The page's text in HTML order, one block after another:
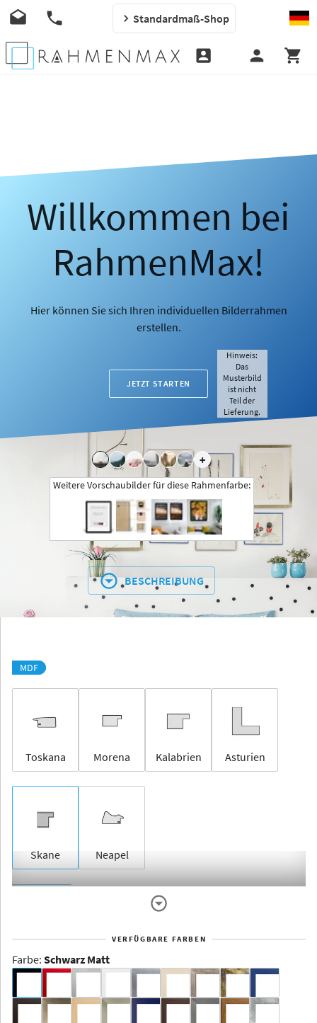
Standardmaß-Shop
Willkommen bei
RahmenMax!
Hier können Sie sich Ihren individuellen Bilderrahmen
erstellen.
JETZT STARTEN
+
Hinweis:
Das
Musterbild
ist nicht
Teil der
Lieferung.
Weitere Vorschaubilder für diese Rahmenfarbe:
BESCHREIBUNG
MDF
Toskana Morena Kalabrien Asturien
Skane Neapel
Rahmenloser
Bildhalter
VERFÜGBARE FARBEN
Farbe: Schwarz Matt